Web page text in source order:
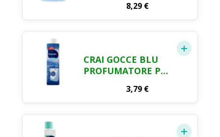
BIANCHERIA, SALI
MARINI E FIOR DI
LOTO, PROFUMO
PERSISTENTE SUI
CAPI - 220 ML
8,29 €
CRAI GOCCE BLU
PROFUMATORE PER
3,79 €